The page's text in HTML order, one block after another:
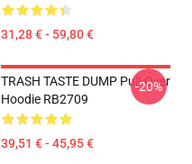
31,28 € - 59,80 €
TRASH TASTE DUMP Pull-Over
Hoodie RB2709
39,51 € - 45,95 €
-20%